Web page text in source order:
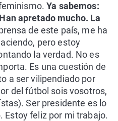
Ya sabemos:
apretado mucho. La
de este país, me ha
pero estoy
la verdad. No es
Es una cuestión de
a ser vilipendiado por
del fútbol sois vosotros,
Ser presidente es lo
Estoy feliz por mi trabajo.